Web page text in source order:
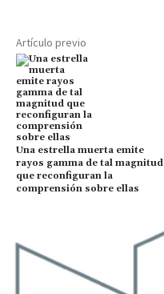
Artículo previo
Una estrella muerta emite
rayos gamma de tal magnitud
que reconfiguran la
comprensión sobre ellas